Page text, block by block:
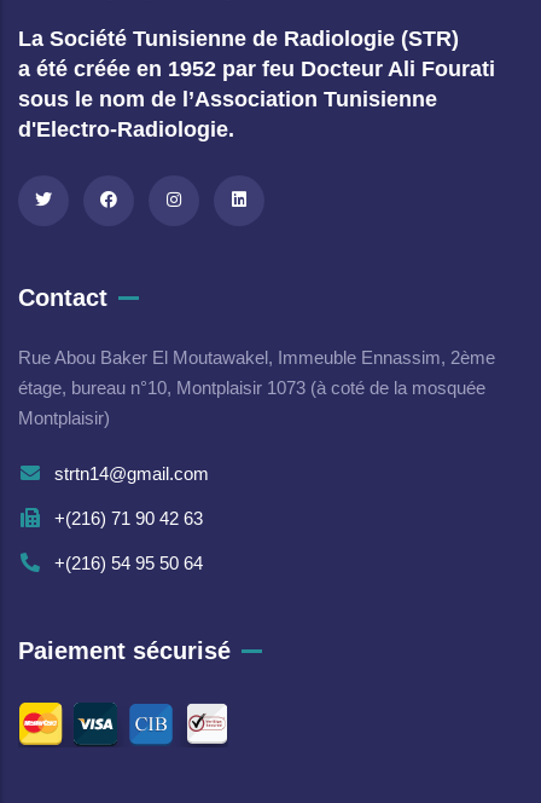
La Société Tunisienne de Radiologie (STR)
a été créée en 1952 par feu Docteur Ali Fourati
sous le nom de l’Association Tunisienne
d'Electro-Radiologie.
Contact
Rue Abou Baker El Moutawakel, Immeuble Ennassim, 2ème
étage, bureau n°10, Montplaisir 1073 (à coté de la mosquée
Montplaisir)
strtn14@gmail.com
+(216) 71 90 42 63
+(216) 54 95 50 64
Paiement sécurisé